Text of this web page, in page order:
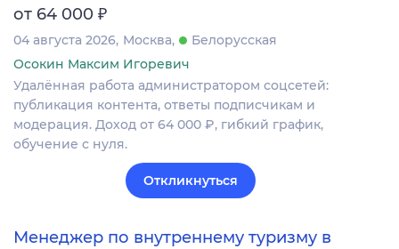
от 64 000 ₽
04 августа 2026 Москва
Белорусская
Осокин Максим Игоревич
Удалённая работа администратором соцсетей:
публикация контента, ответы подписчикам и
модерация. Доход от 64 000 ₽, гибкий график,
обучение с нуля.
Откликнуться
Менеджер по внутреннему туризму в